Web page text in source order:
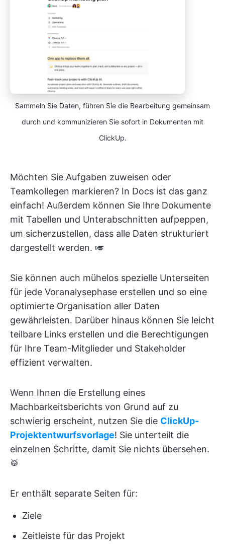
Sammeln Sie Daten, führen Sie die Bearbeitung gemeinsam
durch und kommunizieren Sie sofort in Dokumenten mit
ClickUp.
Möchten Sie Aufgaben zuweisen oder
Teamkollegen markieren? In Docs ist das ganz
einfach! Außerdem können Sie Ihre Dokumente
mit Tabellen und Unterabschnitten aufpeppen,
um sicherzustellen, dass alle Daten strukturiert
dargestellt werden. 🎺
Sie können auch mühelos spezielle Unterseiten
für jede Voranalysephase erstellen und so eine
optimierte Organisation aller Daten
gewährleisten. Darüber hinaus können Sie leicht
teilbare Links erstellen und die Berechtigungen
für Ihre Team-Mitglieder und Stakeholder
effizient verwalten.
Wenn Ihnen die Erstellung eines
Machbarkeitsberichts von Grund auf zu
schwierig erscheint, nutzen Sie die ClickUp-
Projektentwurfsvorlage! Sie unterteilt die
einzelnen Schritte, damit Sie nichts übersehen.
🥁
Er enthält separate Seiten für:
Ziele
Zeitleiste für das Projekt